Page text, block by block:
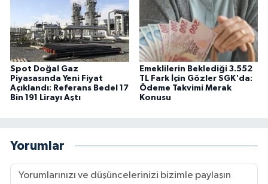
Spot Doğal Gaz
Piyasasında Yeni Fiyat
Açıklandı: Referans Bedel 17
Bin 191 Lirayı Aştı
Emeklilerin Beklediği 3.552
TL Fark İçin Gözler SGK'da:
Ödeme Takvimi Merak
Konusu
Yorumlar